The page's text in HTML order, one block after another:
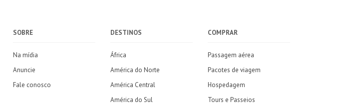
SOBRE
Na mídia
Anuncie
Fale conosco
DESTINOS
África
América do Norte
América Central
América do Sul
COMPRAR
Passagem aérea
Pacotes de viagem
Hospedagem
Tours e Passeios